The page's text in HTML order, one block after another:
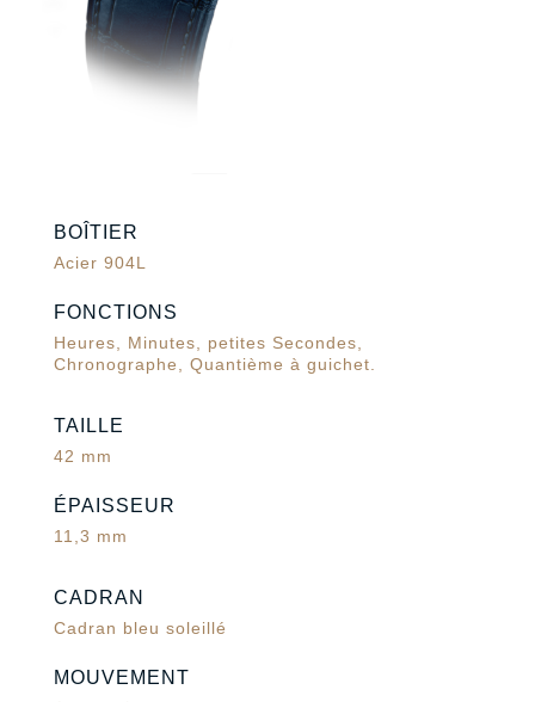
BOÎTIER
Acier 904L
FONCTIONS
Heures, Minutes, petites Secondes,
Chronographe, Quantième à guichet.
TAILLE
42 mm
ÉPAISSEUR
11,3 mm
CADRAN
Cadran bleu soleillé
MOUVEMENT